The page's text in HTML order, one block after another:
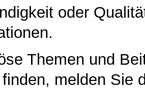
oder
Themen und
melden Sie